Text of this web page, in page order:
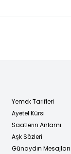
Yemek Tarifleri
Ayetel Kürsi
Saatlerin Anlamı
Aşk Sözleri
Günaydın Mesajları